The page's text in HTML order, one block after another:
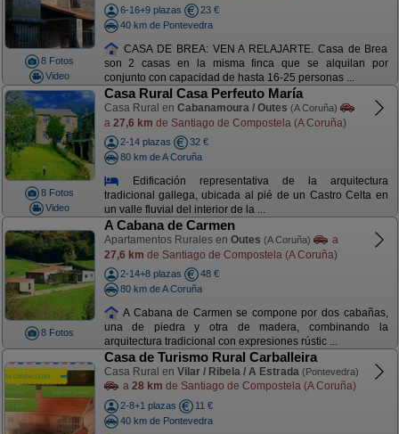
8 Fotos
Video
6-16+9 plazas
23 €
40 km de Pontevedra
CASA DE BREA: VEN A RELAJARTE. Casa de Brea
son 2 casas en la misma finca que se alquilan por
conjunto con capacidad de hasta 16-25 personas ...
8 Fotos
Video
Casa Rural Casa Perfeuto María
Casa Rural en Cabanamoura / Outes (A Coruña)
a 27,6 km de Santiago de Compostela (A Coruña)
2-14 plazas
32 €
80 km de A Coruña
Edificación representativa de la arquitectura
tradicional gallega, ubicada al pié de un Castro Celta en
un valle fluvial del interior de la ...
8 Fotos
A Cabana de Carmen
Apartamentos Rurales en Outes (A Coruña)
a
27,6 km de Santiago de Compostela (A Coruña)
2-14+8 plazas
48 €
80 km de A Coruña
A Cabana de Carmen se compone por dos cabañas,
una de piedra y otra de madera, combinando la
arquitectura tradicional con expresiones rústic ...
Casa de Turismo Rural Carballeira
Casa Rural en Vilar / Ribela / A Estrada (Pontevedra)
a 28 km de Santiago de Compostela (A Coruña)
2-8+1 plazas
11 €
40 km de Pontevedra